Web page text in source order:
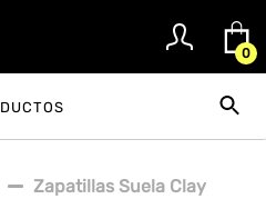
0
Zapatillas Suela Clay